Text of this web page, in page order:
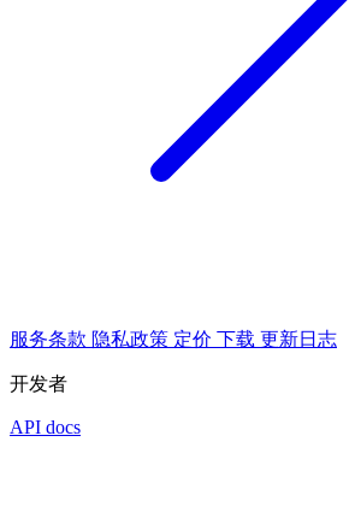
服务条款 隐私政策 定价 下载 更新日志
开发者
API docs